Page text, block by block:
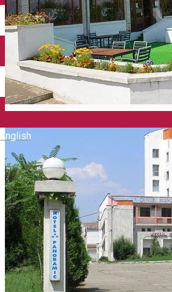
English
Închirieri auto
Închirieri biciclete
Taxi
Încărcare vehicule electrice